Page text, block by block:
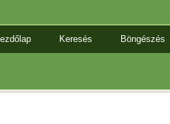
Keresés Böngészés